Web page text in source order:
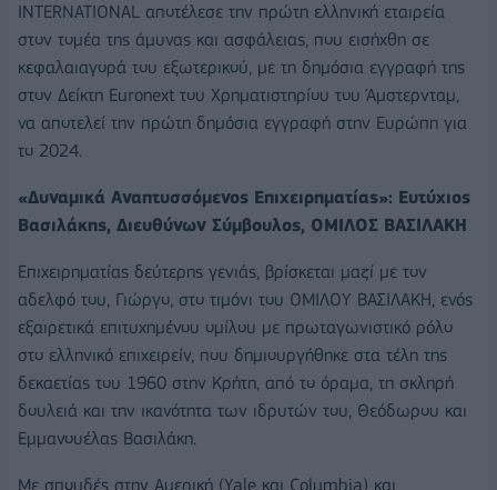
INTERNATIONAL αποτέλεσε την πρώτη ελληνική εταιρεία
στον τομέα της άμυνας και ασφάλειας, που εισήχθη σε
κεφαλαιαγορά του εξωτερικού, με τη δημόσια εγγραφή της
στον Δείκτη Euronext του Χρηματιστηρίου του Άμστερνταμ,
να αποτελεί την πρώτη δημόσια εγγραφή στην Ευρώπη για
το 2024.
«Δυναμικά Αναπτυσσόμενος Επιχειρηματίας»: Ευτύχιος
Βασιλάκης, Διευθύνων Σύμβουλος, ΟΜΙΛΟΣ ΒΑΣΙΛΑΚΗ
Επιχειρηματίας δεύτερης γενιάς, βρίσκεται μαζί με τον
αδελφό του, Γιώργο, στο τιμόνι του ΟΜΙΛΟΥ ΒΑΣΙΛΑΚΗ, ενός
εξαιρετικά επιτυχημένου ομίλου με πρωταγωνιστικό ρόλο
στο ελληνικό επιχειρείν, που δημιουργήθηκε στα τέλη της
δεκαετίας του 1960 στην Κρήτη, από το όραμα, τη σκληρή
δουλειά και την ικανότητα των ιδρυτών του, Θεόδωρου και
Εμμανουέλας Βασιλάκη.
Με σπουδές στην Αμερική (Yale και Columbia) και